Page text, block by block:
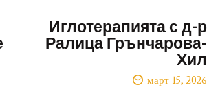
Иглотерапията с д-р
Ралица Грънчарова-
Хил
март 15, 2026